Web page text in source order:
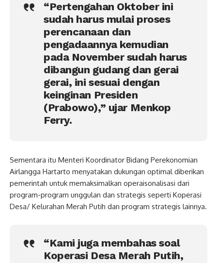
“Pertengahan Oktober ini
sudah harus mulai proses
perencanaan dan
pengadaannya kemudian
pada November sudah harus
dibangun gudang dan gerai
gerai, ini sesuai dengan
keinginan Presiden
(Prabowo),” ujar Menkop
Ferry.
Sementara itu Menteri Koordinator Bidang Perekonomian
Airlangga Hartarto menyatakan dukungan optimal diberikan
pemerintah untuk memaksimalkan operaisonalisasi dari
program-program unggulan dan strategis seperti Koperasi
Desa/ Kelurahan Merah Putih dan program strategis lainnya.
“Kami juga membahas soal
Koperasi Desa Merah Putih,